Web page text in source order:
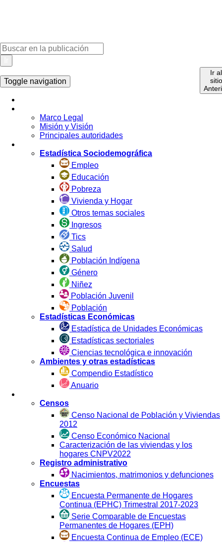
Ir al
sitio
Toggle navigation
Marco Legal
Misión y Visión
Principales autoridades
Estadística Sociodemográfica
Empleo
Educación
Pobreza
Vivienda y Hogar
Otros temas sociales
Ingresos
Tics
Salud
Población Indígena
Género
Niñez
Población Juvenil
Población
Estadísticas Económicas
Estadística de Unidades Económicas
Estadísticas sectoriales
Ciencias tecnológica e innovación
Ambientes y otras estadísticas
Compendio Estadístico
Anuario
Censos
Censo Nacional de Población y Viviendas
2012
Censo Económico Nacional
Caracterización de las viviendas y los
hogares CNPV2022
Registro administrativo
Nacimientos, matrimonios y defunciones
Encuestas
Encuesta Permanente de Hogares
Continua (EPHC) Trimestral 2017-2023
Serie Comparable de Encuestas
Permanentes de Hogares (EPH)
Encuesta Continua de Empleo (ECE)